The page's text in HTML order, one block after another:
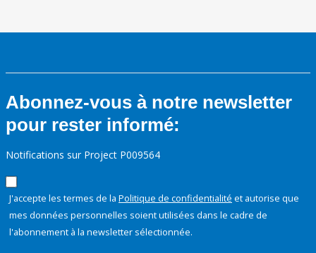
Abonnez-vous à notre newsletter
pour rester informé:
Notifications sur Project P009564
J'accepte les termes de la Politique de confidentialité et autorise que
mes données personnelles soient utilisées dans le cadre de
l'abonnement à la newsletter sélectionnée.